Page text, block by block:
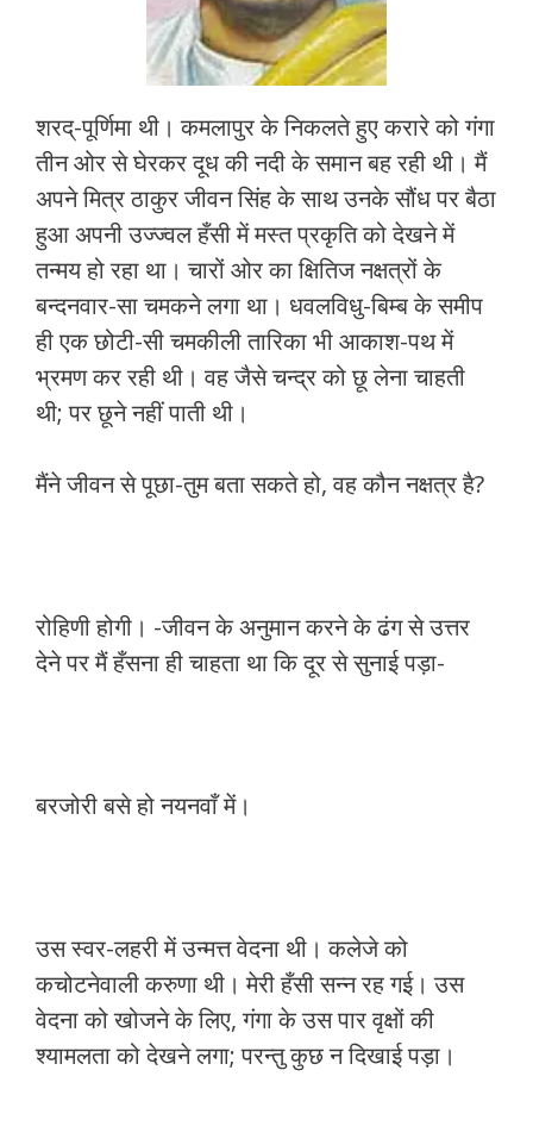
शरद्-पूर्णिमा थी। कमलापुर के निकलते हुए करारे को गंगा
तीन ओर से घेरकर दूध की नदी के समान बह रही थी। मैं
अपने मित्र ठाकुर जीवन सिंह के साथ उनके सौंध पर बैठा
हुआ अपनी उज्ज्वल हँसी में मस्त प्रकृति को देखने में
तन्मय हो रहा था। चारों ओर का क्षितिज नक्षत्रों के
बन्दनवार-सा चमकने लगा था। धवलविधु-बिम्ब के समीप
ही एक छोटी-सी चमकीली तारिका भी आकाश-पथ में
भ्रमण कर रही थी। वह जैसे चन्द्र को छू लेना चाहती
थी; पर छूने नहीं पाती थी।
मैंने जीवन से पूछा-तुम बता सकते हो, वह कौन नक्षत्र है?
रोहिणी होगी। -जीवन के अनुमान करने के ढंग से उत्तर
देने पर मैं हँसना ही चाहता था कि दूर से सुनाई पड़ा-
बरजोरी बसे हो नयनवाँ में।
उस स्वर-लहरी में उन्मत्त वेदना थी। कलेजे को
कचोटनेवाली करुणा थी। मेरी हँसी सन्न रह गई। उस
वेदना को खोजने के लिए, गंगा के उस पार वृक्षों की
श्यामलता को देखने लगा; परन्तु कुछ न दिखाई पड़ा।